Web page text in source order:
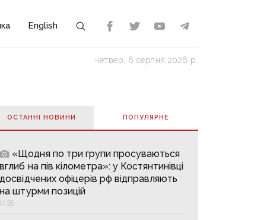
English
четвер, 6 серпня 2026 р.
ОСТАННІ НОВИНИ ПОПУЛЯРНE
«Щодня по три групи просуваються
вглиб на пів кілометра»: у Костянтинівці
досвідчених офіцерів рф відправляють
на штурми позицій
11:35